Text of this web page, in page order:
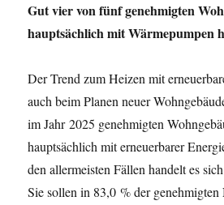
Gut vier von fünf genehmigten
hauptsächlich mit Wärmepumpen
Der Trend zum Heizen mit
auch beim Planen neuer
im Jahr 2025 genehmigten
hauptsächlich mit erneuerbarer
den allermeisten Fällen handelt es
Sie sollen in 83,0 % der genehmigten